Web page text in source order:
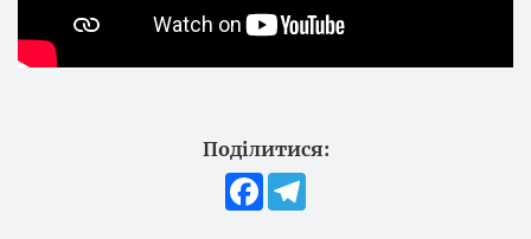
Поділитися:
Facebook